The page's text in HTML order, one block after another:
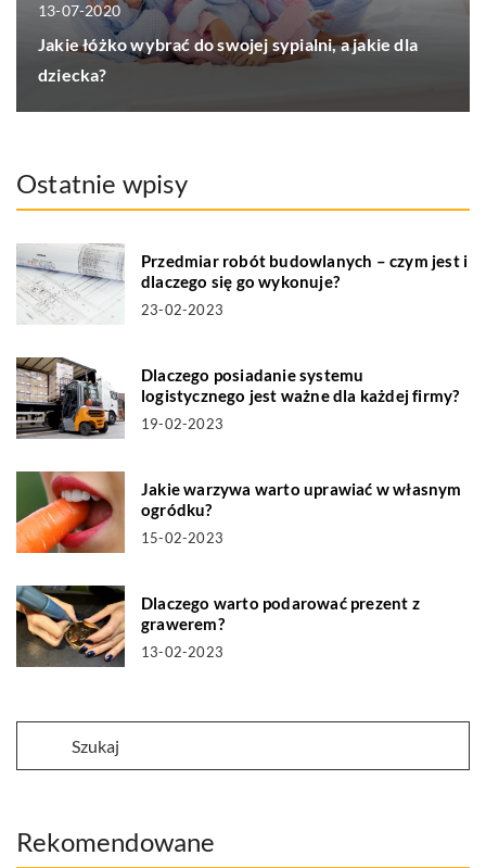
13-07-2020
Jakie łóżko wybrać do swojej sypialni, a jakie dla
dziecka?
Ostatnie wpisy
Przedmiar robót budowlanych – czym jest i
dlaczego się go wykonuje?
23-02-2023
Dlaczego posiadanie systemu
logistycznego jest ważne dla każdej firmy?
19-02-2023
Jakie warzywa warto uprawiać w własnym
ogródku?
15-02-2023
Dlaczego warto podarować prezent z
grawerem?
13-02-2023
Rekomendowane